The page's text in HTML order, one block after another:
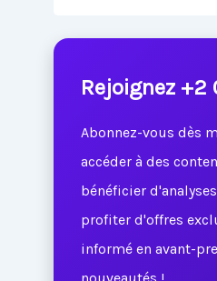
Rejoignez +2
Abonnez-vous dès
accéder à des
bénéficier
profiter d'offres
informé en avant-